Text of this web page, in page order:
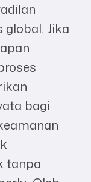
Jika
bagi
tanpa